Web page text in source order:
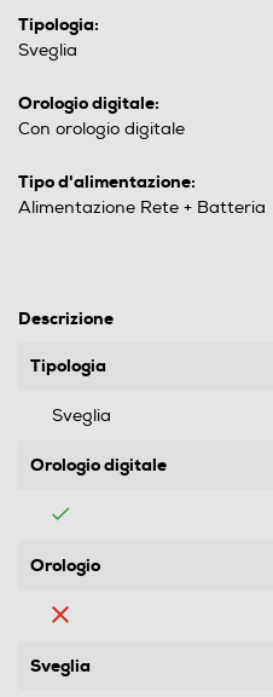
Tipologia:
Sveglia
Orologio digitale:
Con orologio digitale
Tipo d'alimentazione:
Alimentazione Rete + Batteria
Descrizione
Tipologia
Sveglia
Orologio digitale
Orologio
Sveglia